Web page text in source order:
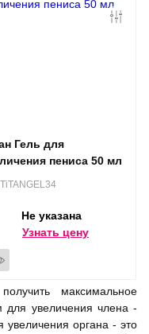
Гель для
пениса 50 мл
Не указана
Узнать цену
максимальное
для увеличения члена -
органа - это